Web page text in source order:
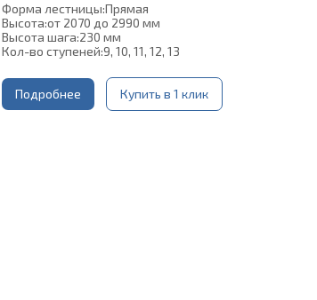
Форма лестницы:Прямая
Высота:от 2070 до 2990 мм
Высота шага:230 мм
Кол-во ступеней:9, 10, 11, 12, 13
Угол наклона:45°
Ширина марша:
900 мм
Глубина ступени:
300 мм
Подробнее Купить в 1 клик